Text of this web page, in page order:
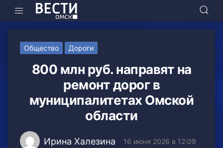
Общество Дороги
800 млн руб. направят на
ремонт дорог в
муниципалитетах Омской
области
Ирина Халезина 16 июня 2026 в 12:09